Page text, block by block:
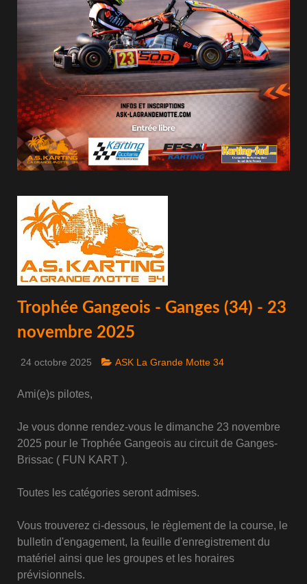
Trophée Gangeois - Ganges (34) - 23
novembre 2025
24 octobre 2025 ASK La Grande Motte 34
Ami(e)s pilotes,
Je vous donne rendez-vous le dimanche 23 novembre
2025 pour le Trophée Gangeois au circuit de Ganges-
Brissac ( FUN KART ).
Toutes les catégories seront admises.
Vous trouverez ci-dessous, le règlement de la course, le
bulletin d'engagement, la feuille d'enregistrement du
matériel ainsi que les groupes et les horaires
prévisionnels.